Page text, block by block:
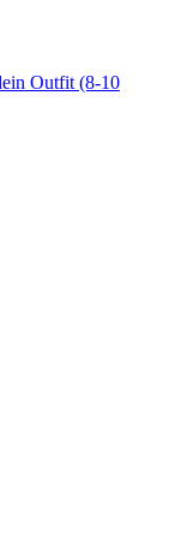
Outfit (8-10